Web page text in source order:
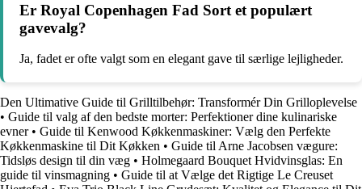
Er Royal Copenhagen Fad Sort et populært
gavevalg?
Ja, fadet er ofte valgt som en elegant gave til særlige lejligheder.
Den Ultimative Guide til Grilltilbehør: Transformér Din Grilloplevelse
• Guide til valg af den bedste morter: Perfektioner dine kulinariske
evner• Guide til Kenwood Køkkenmaskiner: Vælg den Perfekte
Køkkenmaskine til Dit Køkken • Guide til Arne Jacobsen vægure:
Tidsløs design til din væg • Holmegaard Bouquet Hvidvinsglas: En
guide til vinsmagning • Guide til at Vælge det Rigtige Le Creuset